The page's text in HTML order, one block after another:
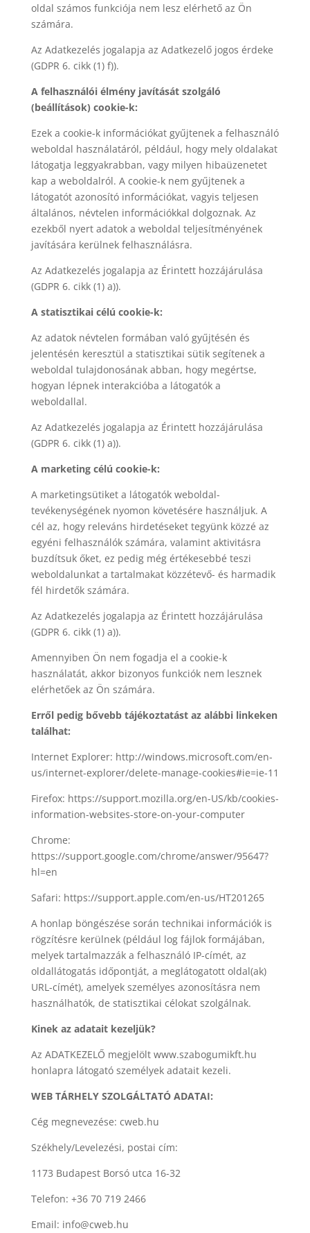
oldal számos funkciója nem lesz elérhető az Ön
számára.
Az Adatkezelés jogalapja az Adatkezelő jogos érdeke
(GDPR 6. cikk (1) f)).
A felhasználói élmény javítását szolgáló
(beállítások) cookie-k:
Ezek a cookie-k információkat gyűjtenek a felhasználó
weboldal használatáról, például, hogy mely oldalakat
látogatja leggyakrabban, vagy milyen hibaüzenetet
kap a weboldalról. A cookie-k nem gyűjtenek a
látogatót azonosító információkat, vagyis teljesen
általános, névtelen információkkal dolgoznak. Az
ezekből nyert adatok a weboldal teljesítményének
javítására kerülnek felhasználásra.
Az Adatkezelés jogalapja az Érintett hozzájárulása
(GDPR 6. cikk (1) a)).
A statisztikai célú cookie-k:
Az adatok névtelen formában való gyűjtésén és
jelentésén keresztül a statisztikai sütik segítenek a
weboldal tulajdonosának abban, hogy megértse,
hogyan lépnek interakcióba a látogatók a
weboldallal.
Az Adatkezelés jogalapja az Érintett hozzájárulása
(GDPR 6. cikk (1) a)).
A marketing célú cookie-k:
A marketingsütiket a látogatók weboldal-
tevékenységének nyomon követésére használjuk. A
cél az, hogy releváns hirdetéseket tegyünk közzé az
egyéni felhasználók számára, valamint aktivitásra
buzdítsuk őket, ez pedig még értékesebbé teszi
weboldalunkat a tartalmakat közzétevő- és harmadik
fél hirdetők számára.
Az Adatkezelés jogalapja az Érintett hozzájárulása
(GDPR 6. cikk (1) a)).
Amennyiben Ön nem fogadja el a cookie-k
használatát, akkor bizonyos funkciók nem lesznek
elérhetőek az Ön számára.
Erről pedig bővebb tájékoztatást az alábbi linkeken
találhat:
Internet Explorer: http://windows.microsoft.com/en-
us/internet-explorer/delete-manage-cookies#ie=ie-11
Firefox: https://support.mozilla.org/en-US/kb/cookies-
information-websites-store-on-your-computer
Chrome:
https://support.google.com/chrome/answer/95647?
hl=en
Safari: https://support.apple.com/en-us/HT201265
A honlap böngészése során technikai információk is
rögzítésre kerülnek (például log fájlok formájában,
melyek tartalmazzák a felhasználó IP-címét, az
oldallátogatás időpontját, a meglátogatott oldal(ak)
URL-címét), amelyek személyes azonosításra nem
használhatók, de statisztikai célokat szolgálnak.
Kinek az adatait kezeljük?
Az ADATKEZELŐ megjelölt www.szabogumikft.hu
honlapra látogató személyek adatait kezeli.
WEB TÁRHELY SZOLGÁLTATÓ ADATAI:
Cég megnevezése: cweb.hu
Székhely/Levelezési, postai cím:
1173 Budapest Borsó utca 16-32
Telefon: +36 70 719 2466
Email: info@cweb.hu